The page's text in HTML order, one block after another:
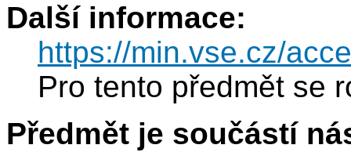
Další informace:
https://min.vse.cz/
Pro tento předmět se
Předmět je součástí